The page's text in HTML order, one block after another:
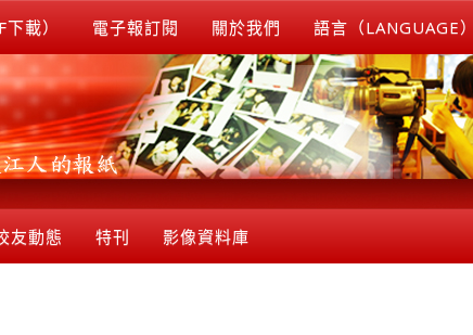
載） 電子報訂閱 關於我們 語言（LANGUAGE）
友動態 特刊 影像資料庫